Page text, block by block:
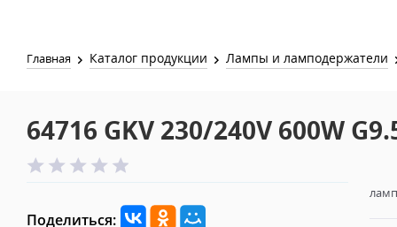
Главная Каталог продукции Лампы и ламподержатели
64716 GKV 230/240V 600W
Поделиться: